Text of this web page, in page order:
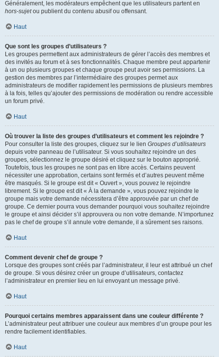
Généralement, les modérateurs empêchent que les utilisateurs partent en
hors-sujetou publient du contenu abusif ou offensant.
Haut
Que sont les groupes d’utilisateurs ?
Les groupes permettent aux administrateurs de gérer l’accès des membres et
des invités au forum et à ses fonctionnalités. Chaque membre peut appartenir
à un ou plusieurs groupes et chaque groupe peut avoir ses permissions. La
gestion des membres par l’intermédiaire des groupes permet aux
administrateurs de modifier rapidement les permissions de plusieurs membres
à la fois, telles qu’ajouter des permissions de modération ou rendre accessible
un forum privé.
Haut
Où trouver la liste des groupes d’utilisateurs et comment les rejoindre ?
Pour consulter la liste des groupes, cliquez sur le lien Groupes d’utilisateurs
depuis votre panneau de l’utilisateur. Si vous souhaitez rejoindre un des
groupes, sélectionnez le groupe désiré et cliquez sur le bouton approprié.
Toutefois, tous les groupes ne sont pas en libre accès. Certains peuvent
nécessiter une approbation, certains sont fermés et d’autres peuvent même
être masqués. Si le groupe est dit « Ouvert », vous pouvez le rejoindre
librement. Si le groupe est dit « À la demande », vous pouvez rejoindre le
groupe mais votre demande nécessitera d’être approuvée par un chef de
groupe. Ce dernier pourra vous demander pourquoi vous souhaitez rejoindre
le groupe et ainsi décider s’il approuvera ou non votre demande. N’importunez
pas le chef de groupe s’il annule votre demande, il a sûrement ses raisons.
Haut
Comment devenir chef de groupe ?
Lorsque des groupes sont créés par l’administrateur, il leur est attribué un chef
de groupe. Si vous désirez créer un groupe d’utilisateurs, contactez
l’administrateur en premier lieu en lui envoyant un message privé.
Haut
Pourquoi certains membres apparaissent dans une couleur différente ?
L’administrateur peut attribuer une couleur aux membres d’un groupe pour les
rendre facilement identifiables.
Haut